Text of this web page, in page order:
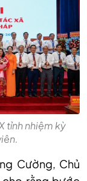
tỉnh nhiệm kỳ
Cường, Chủ